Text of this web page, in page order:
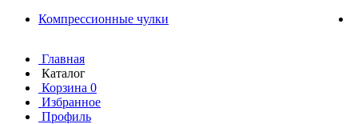
Компрессионные чулки
Главная
Каталог
Корзина 0
Избранное
Профиль